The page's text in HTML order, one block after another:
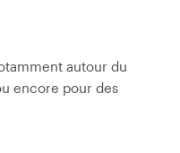
autour du
encore pour des